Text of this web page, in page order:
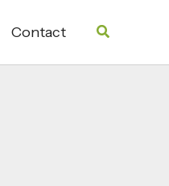
Contact Search